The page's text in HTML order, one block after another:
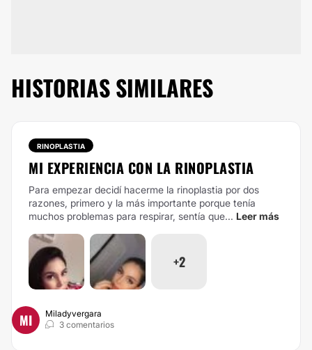
HISTORIAS SIMILARES
RINOPLASTIA
MI EXPERIENCIA CON LA RINOPLASTIA
Para empezar decidí hacerme la rinoplastia por dos
razones, primero y la más importante porque tenía
muchos problemas para respirar, sentía que... Leer más
+2
MI
Miladyvergara
3 comentarios